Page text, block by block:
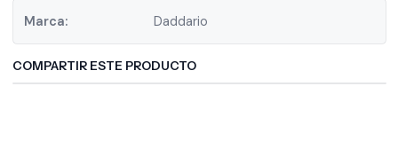
Marca: Daddario
COMPARTIR ESTE PRODUCTO